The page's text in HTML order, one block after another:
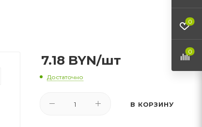
7.18 BYN/шт
Достаточно
В КОРЗИНУ
0
0